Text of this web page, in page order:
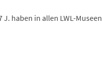
haben in allen LWL-Museen